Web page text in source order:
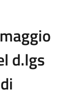
d.lgs